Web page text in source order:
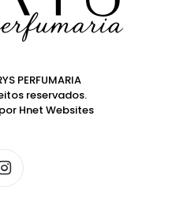
PERFUMARIA
reservados.
Hnet Websites